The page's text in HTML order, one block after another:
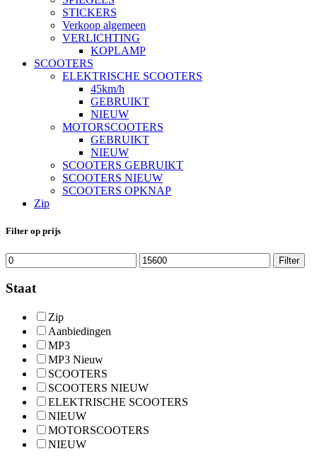
STICKERS
Verkoop algemeen
VERLICHTING
KOPLAMP
SCOOTERS
ELEKTRISCHE SCOOTERS
45km/h
GEBRUIKT
NIEUW
MOTORSCOOTERS
GEBRUIKT
NIEUW
SCOOTERS GEBRUIKT
SCOOTERS NIEUW
SCOOTERS OPKNAP
Zip
Filter op prijs
Min.
prijs
Max.
prijs
Filter
Staat
Zip
Aanbiedingen
MP3
MP3 Nieuw
SCOOTERS
SCOOTERS NIEUW
ELEKTRISCHE SCOOTERS
NIEUW
MOTORSCOOTERS
NIEUW